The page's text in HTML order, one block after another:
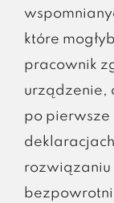
które
pracownik
urządzenie,
po pierwsze
rozwiązaniu